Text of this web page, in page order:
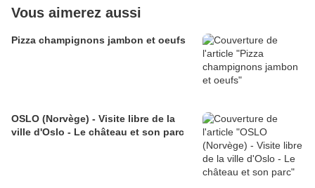
Vous aimerez aussi
Pizza champignons jambon et oeufs
OSLO (Norvège) - Visite libre de la
ville d'Oslo - Le château et son parc